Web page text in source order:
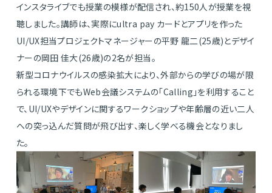
インスタライブでも授業の模様が配信され、約150人が授業を視
聴しました。講師は、実際にultra pay カードとアプリを作った
UI/UX担当プロジェクトマネージャーの平野 龍二(25歳)とデザイ
ナーの岡田 佳大(26歳)の2名が担当。
新型コロナウイルスの感染拡大により、外部からの学びの場が限
られる環境下でもWeb会議システムの「Calling」を利用すること
で、UI/UXやデザインに関するワークショップや年齢層の近い二人
への突っ込んだ質問が飛び出す、楽しく学べる機会となりまし
た。